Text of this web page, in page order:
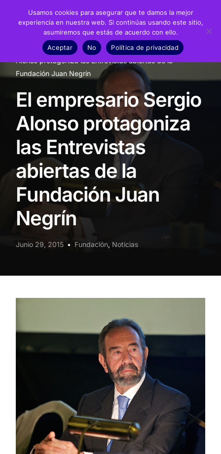
Noticias Fundación
El empresario Sergio
Alonso protagoniza las Entrevistas abiertas de la
Fundación Juan Negrín
El empresario Sergio
Alonso protagoniza
las Entrevistas
abiertas de la
Fundación Juan
Negrín
Junio 29, 2015 Fundación, Noticias
Usamos cookies para asegurar que te damos la mejor
experiencia en nuestra web. Si continúas usando este sitio,
asumiremos que estás de acuerdo con ello.
Aceptar
No Política de privacidad
Fundación
Noticias
Material didáctico
Transparencia